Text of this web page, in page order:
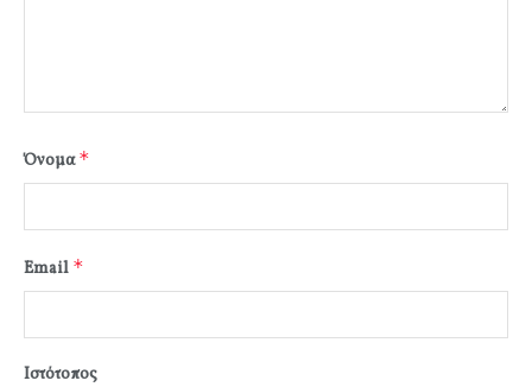
Όνομα*
Email *
Ιστότοπος